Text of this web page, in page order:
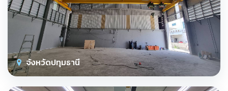
จังหวัดปทุมธานี